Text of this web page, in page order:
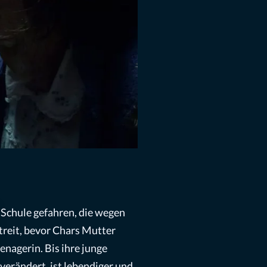
gefahren, die wegen
bevor Chars Mutter
Bis ihre junge